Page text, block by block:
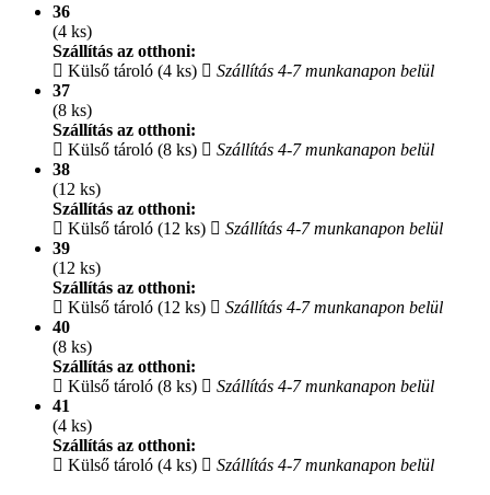
36
(4 ks)
Szállítás az otthoni:
Külső tároló (4 ks)
Szállítás 4-7 munkanapon belül
37
(8 ks)
Szállítás az otthoni:
Külső tároló (8 ks)
Szállítás 4-7 munkanapon belül
38
(12 ks)
Szállítás az otthoni:
Külső tároló (12 ks)
Szállítás 4-7 munkanapon belül
39
(12 ks)
Szállítás az otthoni:
Külső tároló (12 ks)
Szállítás 4-7 munkanapon belül
40
(8 ks)
Szállítás az otthoni:
Külső tároló (8 ks)
Szállítás 4-7 munkanapon belül
41
(4 ks)
Szállítás az otthoni:
Külső tároló (4 ks)
Szállítás 4-7 munkanapon belül